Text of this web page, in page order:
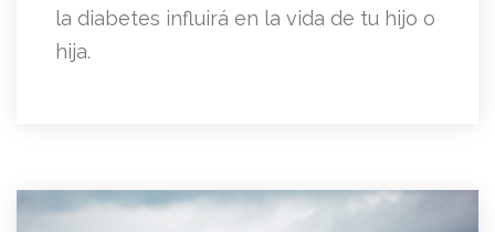
la diabetes influirá en la vida de tu hijo o
hija.